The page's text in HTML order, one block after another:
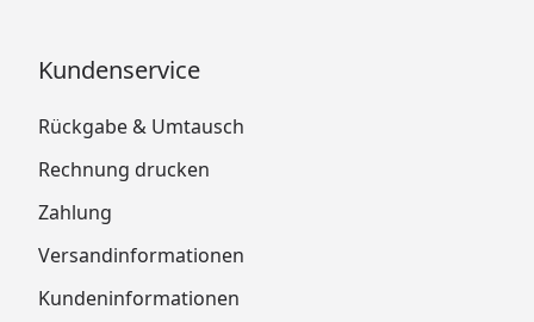
Kundenservice
Rückgabe & Umtausch
Rechnung drucken
Zahlung
Versandinformationen
Kundeninformationen